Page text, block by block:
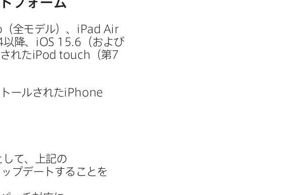
（全モデル）、 iPad Air
以降、 iOS 15 6 （および​
れたiPod touch （第7
ールされたiPhone
て、​上記の​
プデートする​ことを​